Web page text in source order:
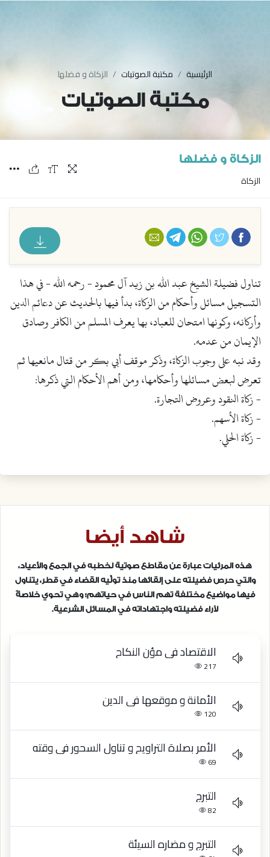
الرئيسية مكتبة الصوتيات الزكاة و فضلها
مكتبة الصوتيات
الزكاة و فضلها
الزكاة
فيسبوكتويتر واتس أبتليجرام
تناول فضيلة الشيخ عبد الله بن زيد آل محمود - رحمه الله - في هذا
التسجيل مسائل وأحكام من الزكاة، بدأ فيها بالحديث عن دعائم الدين
وأركانه، وكونها امتحان للعباد، بها يعرف المسلم من الكافر وصادق
الإيمان من عدمه.
وقد نبه على وجوب الزكاة، وذكر موقف أبي بكر من قتال مانعيها ثم
تعرض لبعض مسائلها وأحكامها، ومن أهم الأحكام التي ذكرها:
- زكاة النقود وعروض التجارة.
- زكاة الأسهم.
- زكاة الحلي.
شاهد أيضا
هذه المرئيات عبارة عن مقاطع صوتية لخطبه في الجمع والأعياد،
والتي حرص فضيلته على إلقائها منذ تولِّيه القضاء في قطر، يتناول
فيها مواضيع مختلفة تهم الناس في حياتهم؛ وهي تحوي خلاصةً
لآراء فضيلته واجتهاداته في المسائل الشرعية.
الاقتصاد في مؤن النكاح
217
الأمانة و موقعها في الدين
120
الأمر بصلاة التراويح و تناول السحور في وقته
69
التبرج
82
التبرج و مضاره السيئة